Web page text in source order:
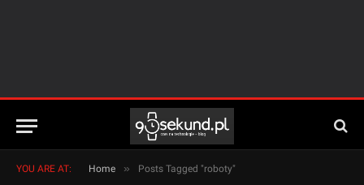
YOU ARE AT: Home » Posts Tagged "roboty"